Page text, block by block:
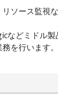
ソース監視な
などミドル
を行います